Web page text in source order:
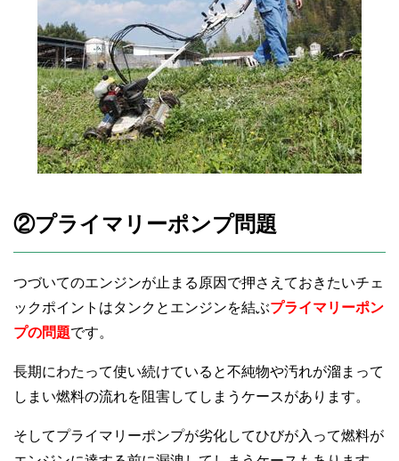
②プライマリーポンプ問題
つづいてのエンジンが止まる原因で押さえておきたいチェ
ックポイントはタンクとエンジンを結ぶプライマリーポン
プの問題です。
長期にわたって使い続けていると不純物や汚れが溜まって
しまい燃料の流れを阻害してしまうケースがあります。
そしてプライマリーポンプが劣化してひびが入って燃料が